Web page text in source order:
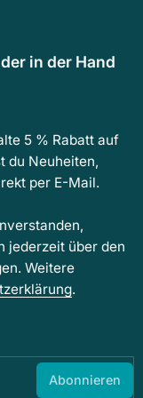
in der Hand
5 % Rabatt auf
du Neuheiten,
per E-Mail.
jederzeit über den
Weitere
.
Abonnieren